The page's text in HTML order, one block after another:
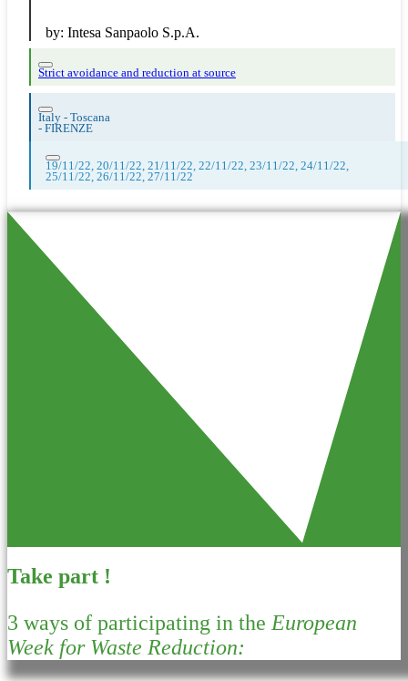
by: Intesa Sanpaolo S.p.A.
Strict avoidance and reduction at source
Italy - Toscana
- FIRENZE
19/11/22, 20/11/22, 21/11/22, 22/11/22, 23/11/22, 24/11/22,
25/11/22, 26/11/22, 27/11/22
Take part !
3 ways of participating in theEuropean
Week for Waste Reduction: